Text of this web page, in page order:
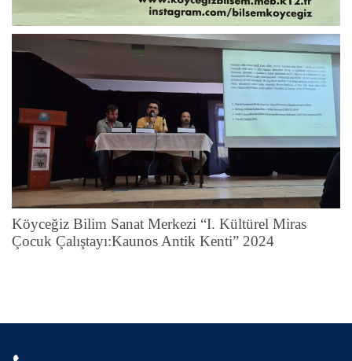
Köyceğiz Bilim Sanat Merkezi “I. Kültürel Miras
Çocuk Çalıştayı:Kaunos Antik Kenti” 2024